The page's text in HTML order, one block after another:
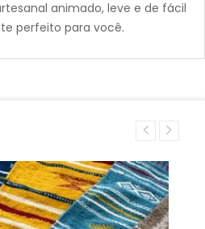
animado, leve e de fácil
perfeito para você.